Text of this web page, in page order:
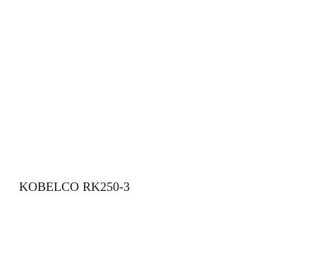
KOBELCO RK250-3